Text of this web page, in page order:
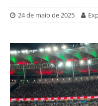
24 de maio de 2025